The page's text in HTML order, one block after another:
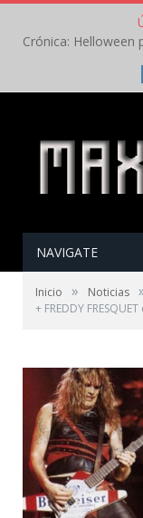
NAVIGATE
Inicio » Noticias
+ FREDDY